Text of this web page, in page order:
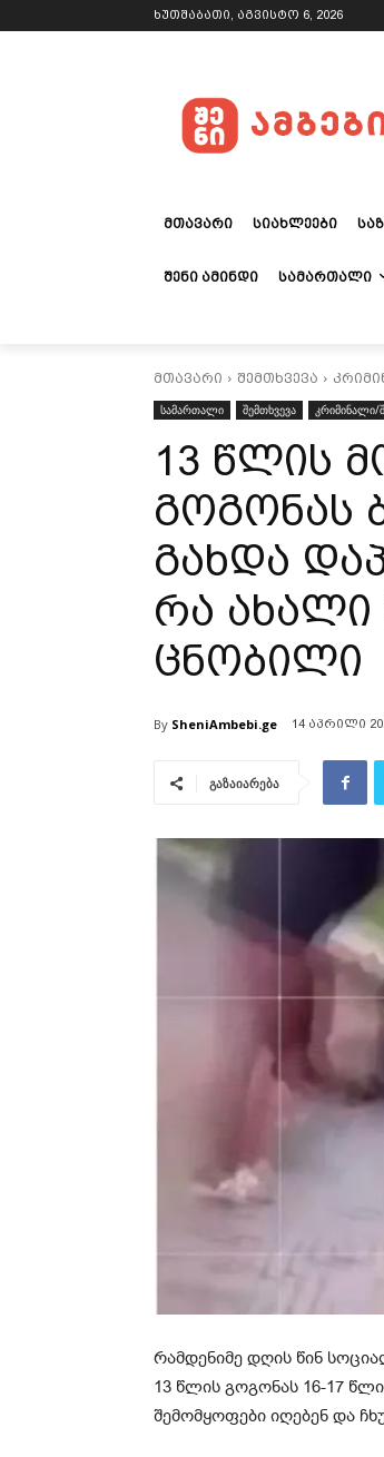
ხუთშაბათი, აგვისტო 6, 2026
ᲛᲗᲐᲕᲐᲠᲘ ᲡᲘᲐᲮᲚᲔᲔᲑᲘ
ᲨᲔᲜᲘ ᲐᲛᲘᲜᲓᲘ ᲡᲐᲛᲐᲠᲗᲐᲚᲘ
მთავარი შემთხვევა
სამართალი
შემთხვევა კრიმინალი/
13 წლის
გოგონას
გახდა
რა ახალი
ცნობილი
By SheniAmbebi.ge 14 აპრილი
გაზაიარება
რამ­დე­ნი­მე დღის წინ
13 წლის გო­გო­ნას 16-17
შე­მომ­ყო­ფე­ბი იღე­ბენ და